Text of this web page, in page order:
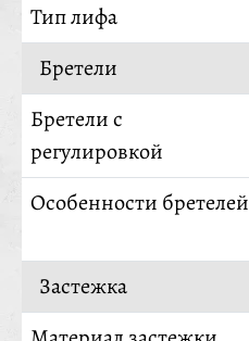
Тип лифа
Бретели
Бретели с
регулировкой
Особенности бретелей
Застежка